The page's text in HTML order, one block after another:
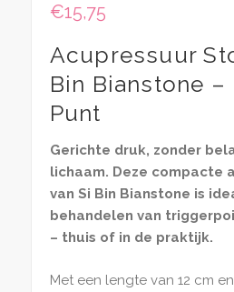
€15,75
Acupressuur
Bin Bianstone –
Punt
Gerichte druk, zonder
lichaam. Deze compacte
van Si Bin Bianstone is
behandelen van
– thuis of in de praktijk.
Met een lengte van 12 cm